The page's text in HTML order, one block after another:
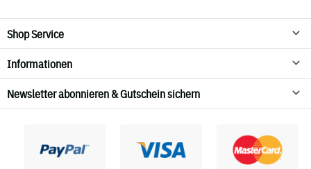
Shop Service
Informationen
Newsletter abonnieren & Gutschein sichern